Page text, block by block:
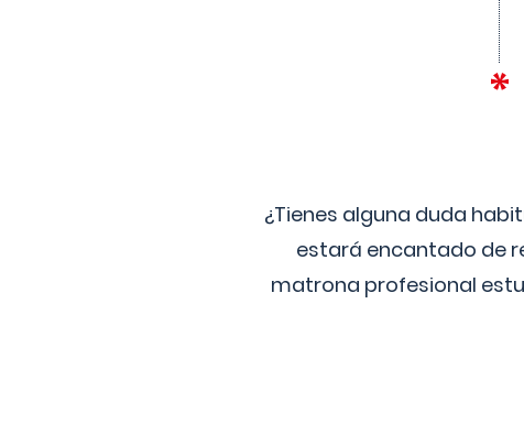
¿Tienes alguna duda
estará encantado de
matrona profesional